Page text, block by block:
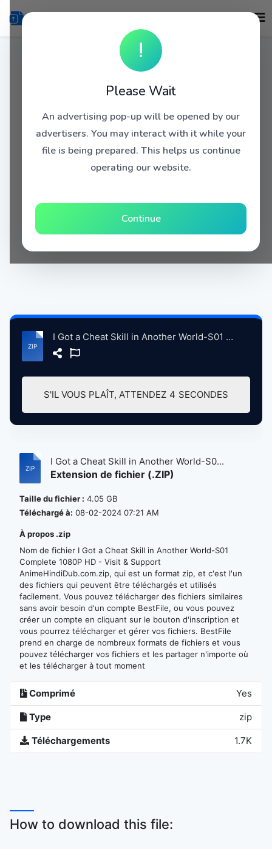
!
Please Wait
An advertising pop-up will be opened by our
advertisers. You may interact with it while your
file is being prepared. This helps us continue
operating our website.
Continue
I Got a Cheat Skill in Another World-S01 Complete 1080P HD - Visit & Support AnimeHindiDub.com.zip
S'IL VOUS PLAÎT, ATTENDEZ 4 SECONDES
I Got a Cheat Skill in Another World-S0...
Extension de fichier (.ZIP)
Taille du fichier : 4.05 GB
Téléchargé à: 08-02-2024 07:21 AM
À propos .zip
Nom de fichier I Got a Cheat Skill in Another World-S01
Complete 1080P HD - Visit & Support
AnimeHindiDub.com.zip, qui est un format zip, et c'est l'un
des fichiers qui peuvent être téléchargés et utilisés
facilement. Vous pouvez télécharger des fichiers similaires
sans avoir besoin d'un compte BestFile, ou vous pouvez
créer un compte en cliquant sur le bouton d'inscription et
vous pourrez télécharger et gérer vos fichiers. BestFile
prend en charge de nombreux formats de fichiers et vous
pouvez télécharger vos fichiers et les partager n'importe où
et les télécharger à tout moment
Comprimé Yes
Type zip
Téléchargements 1.7K
How to download this file: